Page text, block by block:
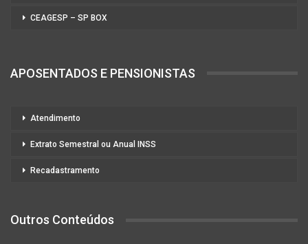
CEAGESP – SP BOX
APOSENTADOS E PENSIONISTAS
Atendimento
Extrato Semestral ou Anual INSS
Recadastramento
Outros Conteúdos